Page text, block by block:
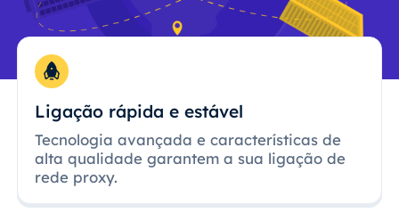
Ligação rápida e estável
Tecnologia avançada e características de
alta qualidade garantem a sua ligação de
rede proxy.